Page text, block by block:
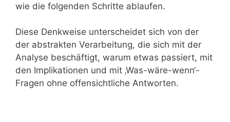
wie die folgenden Schritte ablaufen.
Diese Denkweise unterscheidet sich von der
der abstrakten Verarbeitung, die sich mit der
Analyse beschäftigt, warum etwas passiert, mit
den Implikationen und mit ‚Was-wäre-wenn‘-
Fragen ohne offensichtliche Antworten.